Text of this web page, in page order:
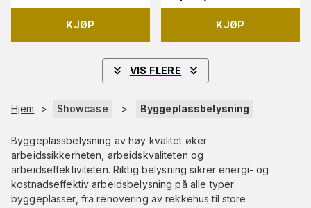
KJØP KJØP
VIS FLERE
Hjem > Showcase > Byggeplassbelysning
Byggeplassbelysning av høy kvalitet øker
arbeidssikkerheten, arbeidskvaliteten og
arbeidseffektiviteten. Riktig belysning sikrer energi- og
kostnadseffektiv arbeidsbelysning på alle typer
byggeplasser, fra renovering av rekkehus til store